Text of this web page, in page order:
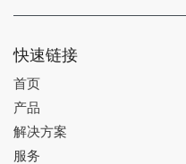
快速链接
首页
产品
解决方案
服务